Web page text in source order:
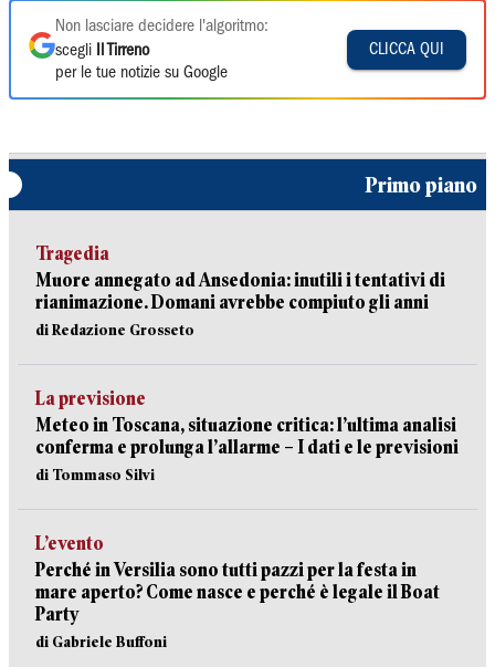
Non lasciare decidere l'algoritmo:
scegli
Il Tirreno
per le tue notizie su Google
CLICCA QUI
Primo piano
Tragedia
Muore annegato ad Ansedonia: inutili i tentativi di
rianimazione. Domani avrebbe compiuto gli anni
di Redazione Grosseto
La previsione
Meteo in Toscana, situazione critica: l’ultima analisi
conferma e prolunga l’allarme – I dati e le previsioni
di Tommaso Silvi
L’evento
Perché in Versilia sono tutti pazzi per la festa in
mare aperto? Come nasce e perché è legale il Boat
Party
di Gabriele Buffoni